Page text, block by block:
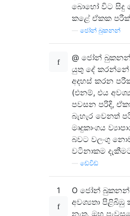
බොහෝ විට සිදු
කළේ ඒකක
ජෝන් බුකනන්
@ ජෝන්
යුතු දේ
අදහස් කරන
(එනම්, එය
පවසන පරිදි,
බැහැර වෙනත්
මෘදුකාංගය
බවට වලංගු
වටිනාකම
ඩේවිඩ්
1
O ජෝන් බුකනන්
අවශ්‍යතා පිළිබිඹු
නැත, ඔහු